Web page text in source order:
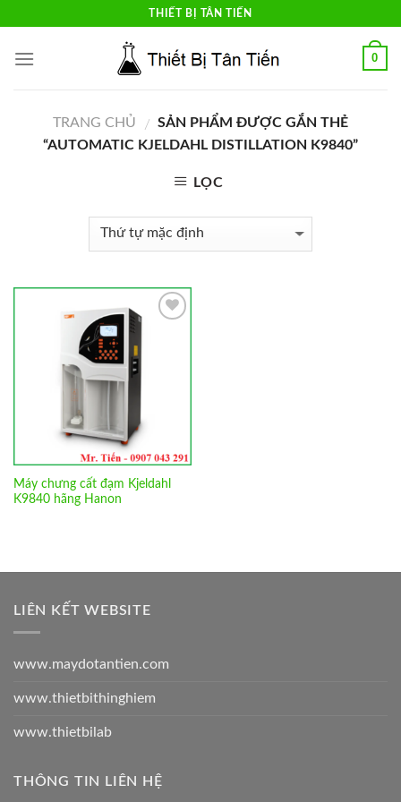
content
THIẾT BỊ TÂN TIẾN
0
TRANG CHỦ / SẢN PHẨM ĐƯỢC GẮN THẺ
“AUTOMATIC KJELDAHL DISTILLATION K9840”
LỌC
Máy chưng cất đạm Kjeldahl
K9840 hãng Hanon
LIÊN KẾT WEBSITE
www.maydotantien.com
www.thietbithinghiem
www.thietbilab
THÔNG TIN LIÊN HỆ